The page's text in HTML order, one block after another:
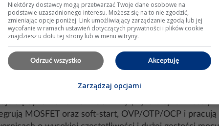
się kompensację typu II (przy sterowaniu prądowym) i
inne zależności wzmocnienia.
niskie Vf, małe straty przełączania). Wysokie
się synchroniczne MOSFET‑y (wyższa sprawność
MOSFET oraz soft‑start, OVP/OTP/OCP i
Niektórzy dostawcy mogą przetwarzać Twoje dane osobowe na
podstawie uzasadnionego interesu. Możesz się na to nie zgodzić,
zmieniając opcje poniżej. Link umożliwiający zarządzanie zgodą lub jej
wycofanie w ramach ustawień dotyczących prywatności i plików cookie
znajdziesz u dołu tej strony lub w menu witryny.
Akceptuję
Odrzuć wszystko
Zarządzaj opcjami